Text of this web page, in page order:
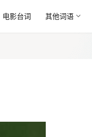
电影台词 其他词语